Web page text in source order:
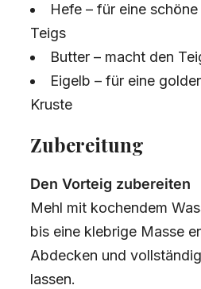
Hefe – für eine
Teigs
Butter – macht den
Eigelb – für eine
Kruste
Zubereitung
Den Vorteig zubereiten
Mehl mit kochendem
bis eine klebrige Masse
Abdecken und
lassen.